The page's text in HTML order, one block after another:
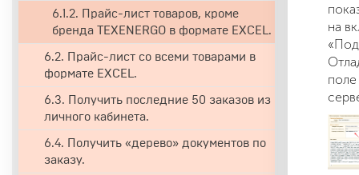
6.1.2. Прайс-лист товаров, кроме
бренда TEXENERGO в формате EXCEL.
6.2. Прайс-лист со всеми товарами в
формате EXCEL.
6.3. Получить последние 50 заказов из
личного кабинета.
6.4. Получить «дерево» документов по
заказу.
на